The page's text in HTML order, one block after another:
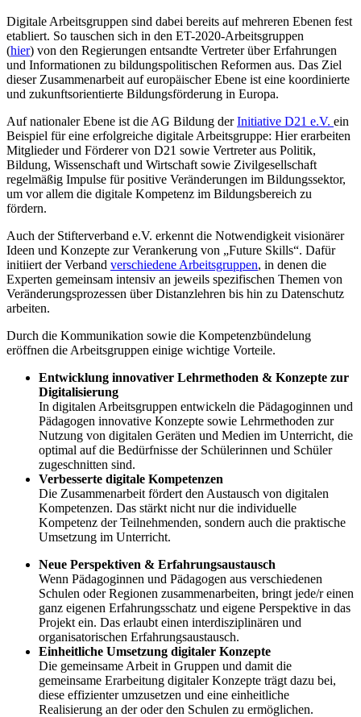
Digitale Arbeitsgruppen sind dabei bereits auf mehreren Ebenen fest
etabliert. So tauschen sich in den ET-2020-Arbeitsgruppen
(hier) von den Regierungen entsandte Vertreter über Erfahrungen
und Informationen zu bildungspolitischen Reformen aus. Das Ziel
dieser Zusammenarbeit auf europäischer Ebene ist eine koordinierte
und zukunftsorientierte Bildungsförderung in Europa.
Auf nationaler Ebene ist die AG Bildung derInitiative D21 e.V. ein
Beispiel für eine erfolgreiche digitale Arbeitsgruppe: Hier erarbeiten
Mitglieder und Förderer von D21 sowie Vertreter aus Politik,
Bildung, Wissenschaft und Wirtschaft sowie Zivilgesellschaft
regelmäßig Impulse für positive Veränderungen im Bildungssektor,
um vor allem die digitale Kompetenz im Bildungsbereich zu
fördern.
Auch der Stifterverband e.V. erkennt die Notwendigkeit visionärer
Ideen und Konzepte zur Verankerung von „Future Skills“. Dafür
initiiert der Verband verschiedene Arbeitsgruppen, in denen die
Experten gemeinsam intensiv an jeweils spezifischen Themen von
Veränderungsprozessen über Distanzlehren bis hin zu Datenschutz
arbeiten.
Durch die Kommunikation sowie die Kompetenzbündelung
eröffnen die Arbeitsgruppen einige wichtige Vorteile.
Entwicklung innovativer Lehrmethoden & Konzepte zur
Digitalisierung
In digitalen Arbeitsgruppen entwickeln die Pädagoginnen und
Pädagogen innovative Konzepte sowie Lehrmethoden zur
Nutzung von digitalen Geräten und Medien im Unterricht, die
optimal auf die Bedürfnisse der Schülerinnen und Schüler
zugeschnitten sind.
Verbesserte digitale Kompetenzen
Die Zusammenarbeit fördert den Austausch von digitalen
Kompetenzen. Das stärkt nicht nur die individuelle
Kompetenz der Teilnehmenden, sondern auch die praktische
Umsetzung im Unterricht.
Neue Perspektiven & Erfahrungsaustausch
Wenn Pädagoginnen und Pädagogen aus verschiedenen
Schulen oder Regionen zusammenarbeiten, bringt jede/r einen
ganz eigenen Erfahrungsschatz und eigene Perspektive in das
Projekt ein. Das erlaubt einen interdisziplinären und
organisatorischen Erfahrungsaustausch.
Einheitliche Umsetzung digitaler Konzepte
Die gemeinsame Arbeit in Gruppen und damit die
gemeinsame Erarbeitung digitaler Konzepte trägt dazu bei,
diese effizienter umzusetzen und eine einheitliche
Realisierung an der oder den Schulen zu ermöglichen.